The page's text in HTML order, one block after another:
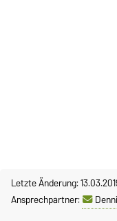
Letzte Änderung:
Ansprechpartner: